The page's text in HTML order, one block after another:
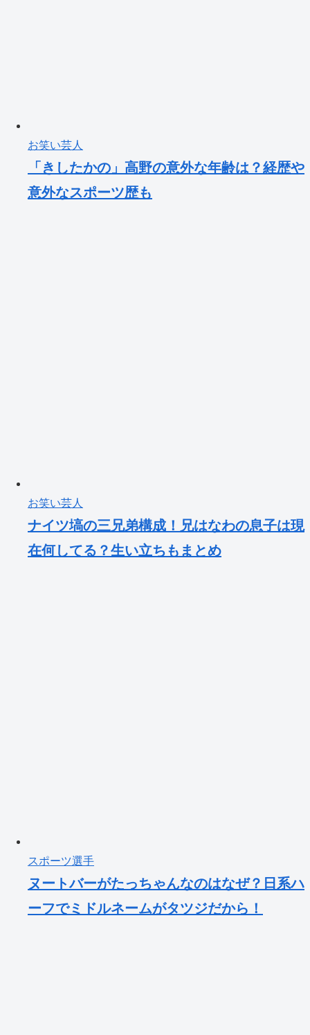
お笑い芸人
「きしたかの」高野の意外な年齢は？経歴や
意外なスポーツ歴も
お笑い芸人
ナイツ塙の三兄弟構成！兄はなわの息子は現
在何してる？生い立ちもまとめ
スポーツ選手
ヌートバーがたっちゃんなのはなぜ？日系ハ
ーフでミドルネームがタツジだから！